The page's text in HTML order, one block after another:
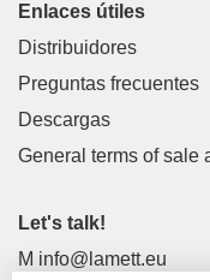
Enlaces útiles
Distribuidores
Preguntas frecuentes
Descargas
General terms of sale
Let's talk!
M info@lamett.eu